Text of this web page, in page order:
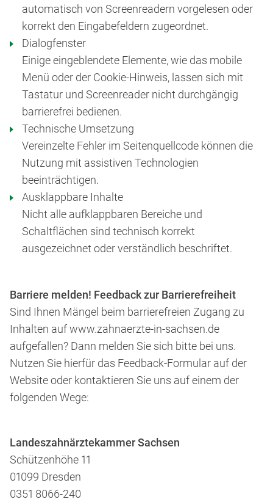
automatisch von Screenreadern vorgelesen oder
korrekt den Eingabefeldern zugeordnet.
Dialogfenster
Einige eingeblendete Elemente, wie das mobile
Menü oder der Cookie-Hinweis, lassen sich mit
Tastatur und Screenreader nicht durchgängig
barrierefrei bedienen.
Technische Umsetzung
Vereinzelte Fehler im Seitenquellcode können die
Nutzung mit assistiven Technologien
beeinträchtigen.
Ausklappbare Inhalte
Nicht alle aufklappbaren Bereiche und
Schaltflächen sind technisch korrekt
ausgezeichnet oder verständlich beschriftet.
Barriere melden! Feedback zur Barrierefreiheit
Sind Ihnen Mängel beim barrierefreien Zugang zu
Inhalten aufwww.zahnaerzte-in-sachsen.de
aufgefallen? Dann melden Sie sich bitte bei uns.
Nutzen Sie hierfür das Feedback-Formular auf der
Website oder kontaktieren Sie uns auf einem der
folgenden Wege:
Landeszahnärztekammer Sachsen
Schützenhöhe 11
01099 Dresden
0351 8066-240